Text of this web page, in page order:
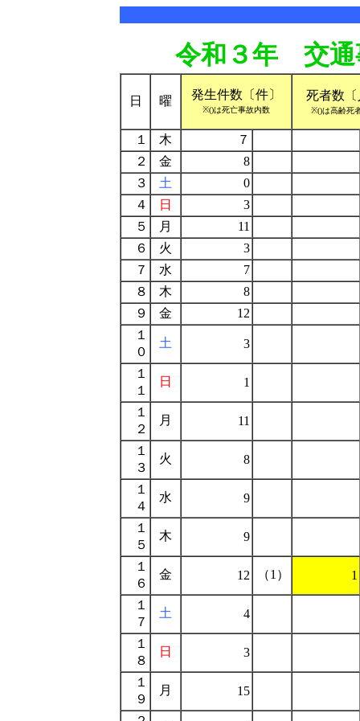
令和３年 交
日 曜 発生件数〔件〕
※()は死亡事故内数
死者数
※()は高齢死
１ 木
７
２
金
8
３
土
0
４
日
3
５
月
11
６
火
3
７
水
7
８
木
8
９
金
12
１
０
土 3
１
１
日 1
１
２
月 11
１
３
火 8
１
４
水 9
１
５
木 9
１
６
金 12 （1） 1
１
７
土 4
１
８
日 3
１
９
月 15